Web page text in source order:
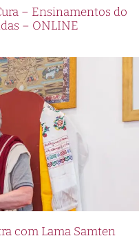
– Ensinamentos do
– ONLINE
com Lama Samten